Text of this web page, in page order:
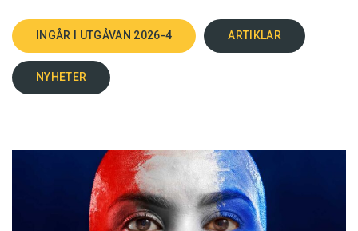
INGÅR I UTGÅVAN 2026-4 ARTIKLAR
NYHETER